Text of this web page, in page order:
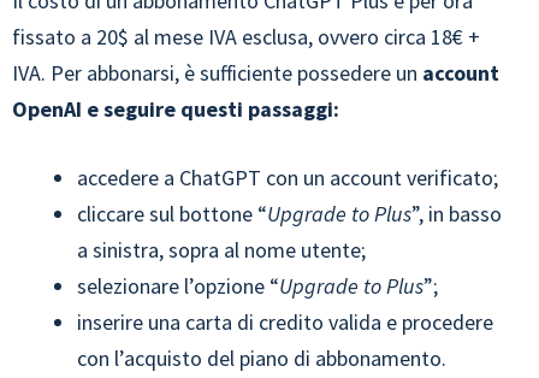
fissato a 20$ al mese IVA esclusa, ovvero circa 18€ +
IVA. Per abbonarsi, è sufficiente possedere un account
OpenAI e seguire questi passaggi:
accedere a ChatGPT con un account verificato;
cliccare sul bottone “Upgrade to Plus”, in basso
a sinistra, sopra al nome utente;
selezionare l’opzione “Upgrade to Plus”;
inserire una carta di credito valida e procedere
con l’acquisto del piano di abbonamento.